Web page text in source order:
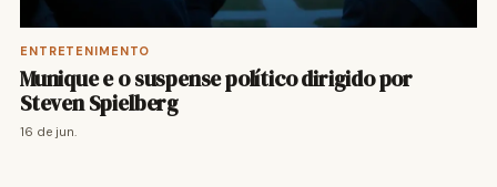
ENTRETENIMENTO
Munique e o suspense político dirigido por
Steven Spielberg
16 de jun.